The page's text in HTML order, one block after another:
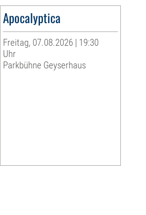
Apocalyptica
Freitag, 07.08.2026 | 19:30
Uhr
Parkbühne Geyserhaus